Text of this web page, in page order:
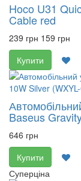
Hoco U31
Cable red
239 грн 159 грн
Купити
Baseus
646 грн
Купити
Суперціна